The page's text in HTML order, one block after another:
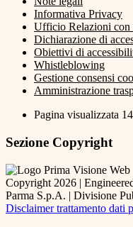
Informativa Privacy
Ufficio Relazioni con
Dichiarazione di
Obiettivi di
Whistleblowing
Gestione consensi
Amministrazione
Pagina visualizzata
Sezione Copyright
Copyright 2026 |
Parma S.p.A. | Divisione
Disclaimer trattamento dati